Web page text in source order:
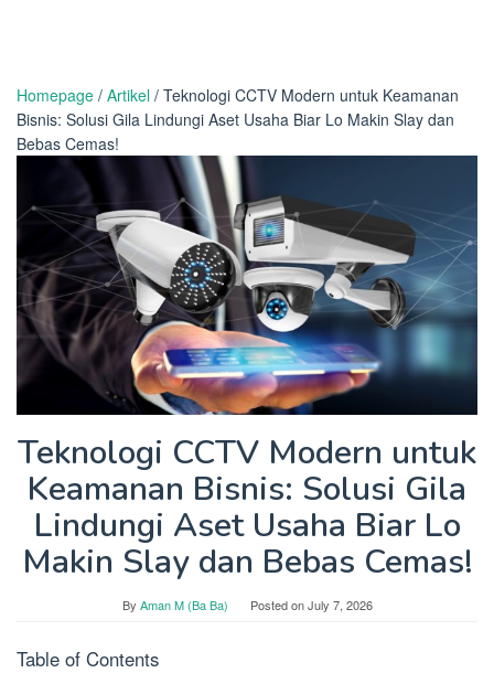
Homepage / Artikel / Teknologi CCTV Modern untuk Keamanan
Bisnis: Solusi Gila Lindungi Aset Usaha Biar Lo Makin Slay dan
Bebas Cemas!
Teknologi CCTV Modern untuk
Keamanan Bisnis: Solusi Gila
Lindungi Aset Usaha Biar Lo
Makin Slay dan Bebas Cemas!
By Aman M (Ba Ba) Posted onJuly 7, 2026
Table of Contents